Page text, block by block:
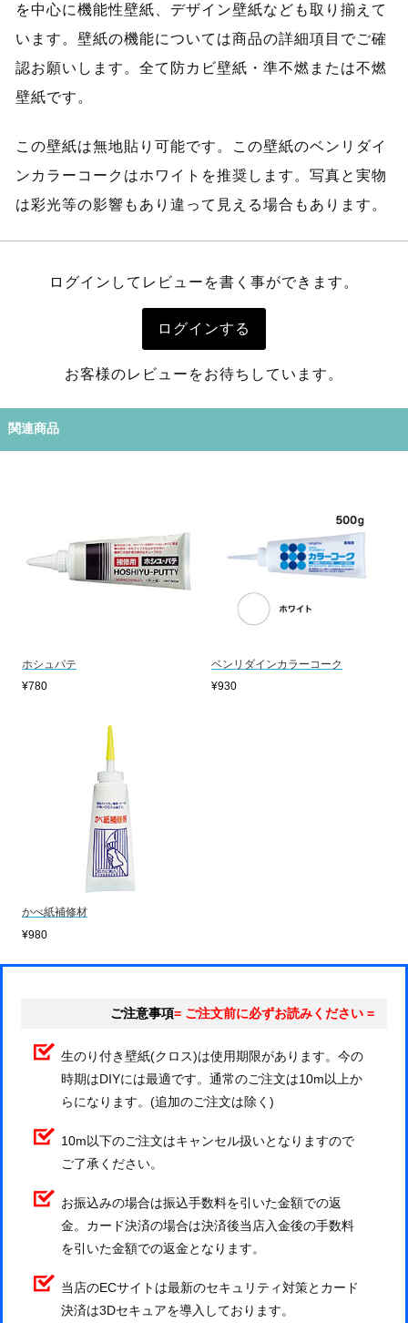
を中心に機能性壁紙、デザイン壁紙なども取り揃えて
います。壁紙の機能については商品の詳細項目でご確
認お願いします。全て防カビ壁紙・準不燃または不燃
壁紙です。
この壁紙は無地貼り可能です。この壁紙のベンリダイ
ンカラーコークはホワイトを推奨します。写真と実物
は彩光等の影響もあり違って見える場合もあります。
ログインしてレビューを書く事ができます。
ログインする
お客様のレビューをお待ちしています。
関連商品
ホシュパテ
¥780
ベンリダインカラーコーク
¥930
かべ紙補修材
¥980
ご注意事項= ご注文前に必ずお読みください =
生のり付き壁紙(クロス)は使用期限があります。今の
時期はDIYには最適です。通常のご注文は10m以上か
らになります。(追加のご注文は除く)
10m以下のご注文はキャンセル扱いとなりますので
ご了承ください。
お振込みの場合は振込手数料を引いた金額での返
金。カード決済の場合は決済後当店入金後の手数料
を引いた金額での返金となります。
当店のECサイトは最新のセキュリティ対策とカード
決済は3Dセキュアを導入しております。